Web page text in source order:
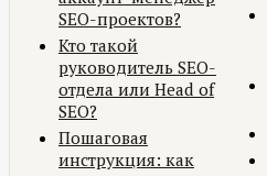
SEO-проектов?
Кто такой
руководитель SEO-
отдела или Head of
SEO?
Пошаговая
инструкция: как